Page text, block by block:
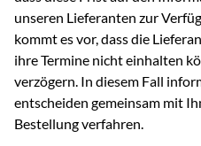
unseren Lieferanten zur
kommt es vor, dass die
ihre Termine nicht einhalten
verzögern. In diesem Fall
entscheiden gemeinsam mit
Bestellung verfahren.